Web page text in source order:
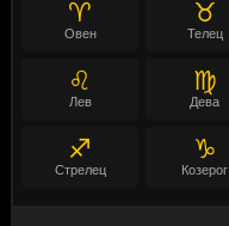
♈
Овен
♉
Телец
♌
Лев
♍
Дева
♐
Стрелец
♑
Козерог